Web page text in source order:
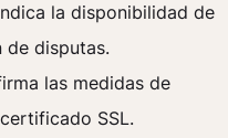
la disponibilidad de
de disputas.
las medidas de
SSL.